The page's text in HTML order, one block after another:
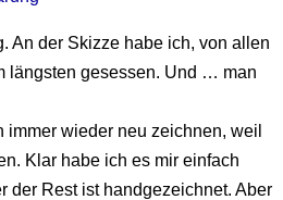
An der Skizze habe ich, von allen
längsten gesessen. Und … man
immer wieder neu zeichnen, weil
Klar habe ich es mir einfach
der Rest ist handgezeichnet. Aber